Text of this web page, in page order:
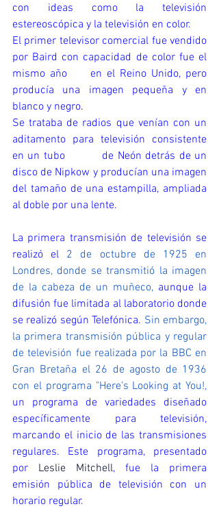
con ideas como la televisión
estereoscópica y la televisión en color.
El primer televisor comercial fue vendido
por Baird con capacidad de color fue el
mismo año     en el Reino Unido, pero
producía una imagen pequeña y en
blanco y negro.
Se trataba de radios que venían con un
aditamento para televisión consistente
en un tubo          de Neón detrás de un
disco de Nipkow y producían una imagen
del tamaño de una estampilla, ampliada
al doble por una lente.
La primera transmisión de televisión se
realizó el 2 de octubre de 1925 en
Londres, donde se transmitió la imagen
de la cabeza de un muñeco, aunque la
difusión fue limitada al laboratorio donde
se realizó según Telefónica. Sin embargo,
la primera transmisión pública y regular
de televisión fue realizada por la BBC en
Gran Bretaña el 26 de agosto de 1936
un programa de variedades diseñado
específicamente para televisión,
marcando el inicio de las transmisiones
regulares. Este programa, presentado
por Leslie Mitchell, fue la primera
emisión pública de televisión con un
horario regular.